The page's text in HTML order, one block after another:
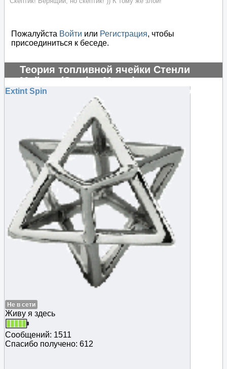
Пожалуйста Войти или Регистрация, чтобы
присоединиться к беседе.
Теория топливной ячейки Стенли
Мейера (Stanley Meyer)
#104860
Extint Spin
Не в сети
Живу я здесь
Сообщений: 1511
Спасибо получено: 612